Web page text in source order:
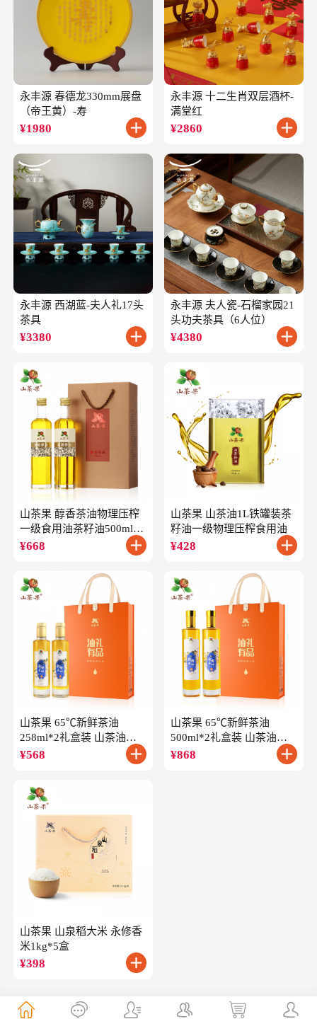
永丰源 春德龙330mm展盘
（帝王黄）-寿
¥1980
永丰源 十二生肖双层酒杯-
满堂红
¥2860
永丰源 西湖蓝-夫人礼17头
茶具
¥3380
永丰源 夫人瓷-石榴家园21
头功夫茶具（6人位）
¥4380
山茶果 醇香茶油物理压榨
一级食用油茶籽油500ml*2
礼盒
¥668
山茶果 山茶油1L铁罐装茶
籽油一级物理压榨食用油
¥428
山茶果 65℃新鲜茶油
258ml*2礼盒装 山茶油一
级冷榨油茶籽油
¥568
山茶果 65℃新鲜茶油
500ml*2礼盒装 山茶油一
级冷榨油茶籽油
¥868
山茶果 山泉稻大米 永修香
米1kg*5盒
¥398